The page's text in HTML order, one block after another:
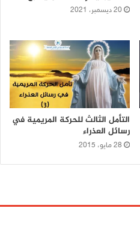
20 ديسمبر، 2021
التأمل الثالث للحركة المريمية في
رسائل العذراء
28 مايو، 2015